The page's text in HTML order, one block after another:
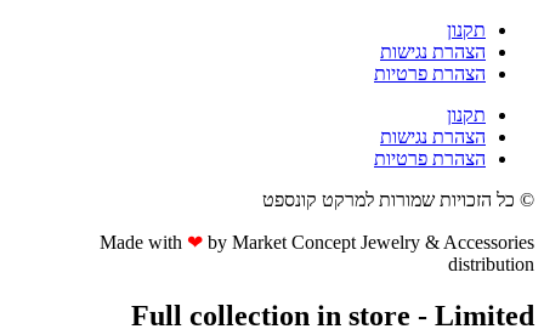
תקנון
הצהרת נגישות
הצהרת פרטיות
תקנון
הצהרת נגישות
הצהרת פרטיות
© כל הזכויות שמורות למרקט קונספט
Made with ❤ by Market Concept Jewelry & Accessories
distribution
Full collection in store - Limited